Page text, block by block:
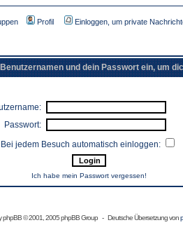
Profil Einloggen, um private
und dein Passwort ein, um
Passwort:
Bei jedem Besuch automatisch einloggen:
Ich habe mein Passwort vergessen!
phpBB© 2001, 2005 phpBB Group - Deutsche Übersetzung von